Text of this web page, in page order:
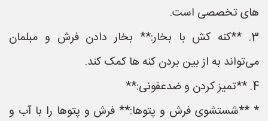
های تخصصی است.
3. **کنه کش با بخار:** بخار دادن فرش و مبلمان
می‌تواند به از بین بردن کنه ها کمک کند.
4. **تمیز کردن و ضدعفونی:**
* **شستشوی فرش و پتوها:** فرش و پتوها را با آب و